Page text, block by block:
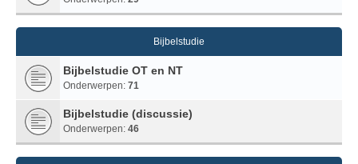
Bijbelstudie
Bijbelstudie OT en NT
Onderwerpen: 71
Bijbelstudie (discussie)
Onderwerpen: 46